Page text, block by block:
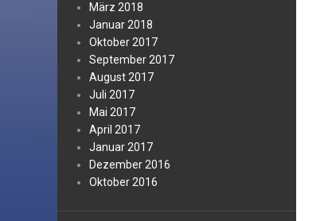
März 2018
Januar 2018
Oktober 2017
September 2017
August 2017
Juli 2017
Mai 2017
April 2017
Januar 2017
Dezember 2016
Oktober 2016